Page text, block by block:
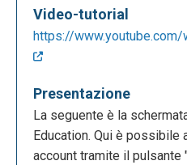
Video-tutorial
https://
Presentazione
La seguente è la
Education. Qui è possibile
account tramite il pulsante